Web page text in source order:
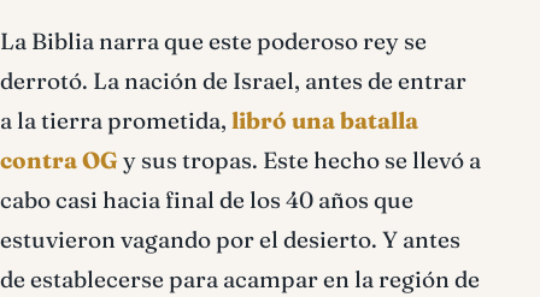
La Biblia narra que este poderoso rey se
derrotó. La nación de Israel, antes de entrar
a la tierra prometida, libró una batalla
contra OG y sus tropas. Este hecho se llevó a
cabo casi hacia final de los 40 años que
estuvieron vagando por el desierto. Y antes
de establecerse para acampar en la región de